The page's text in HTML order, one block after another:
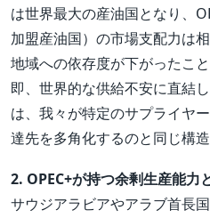
は世界最大の産油国となり、
加盟産油国）の市場支配力は
地域への依存度が下がったこ
即、世界的な供給不安に直結
は、我々が特定のサプライヤ
達先を多角化するのと同じ構
2. OPEC+が持つ余剰生産能力
サウジアラビアやアラブ首長